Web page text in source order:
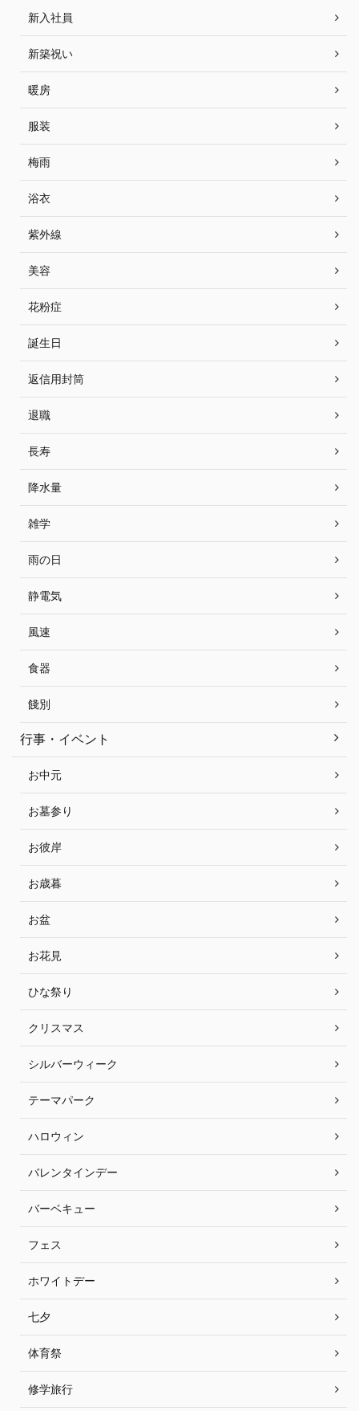
新入社員
新築祝い
暖房
服装
梅雨
浴衣
紫外線
美容
花粉症
誕生日
返信用封筒
退職
長寿
降水量
雑学
雨の日
静電気
風速
食器
餞別
行事・イベント
お中元
お墓参り
お彼岸
お歳暮
お盆
お花見
ひな祭り
クリスマス
シルバーウィーク
テーマパーク
ハロウィン
バレンタインデー
バーベキュー
フェス
ホワイトデー
七夕
体育祭
修学旅行